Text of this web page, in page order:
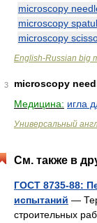
microscopy
microscopy
microscopy
English-Russian big
3
microscopy
Медицина: игла
Универсальный
См. также в
ГОСТ 8735-88:
испытаний —
строительных